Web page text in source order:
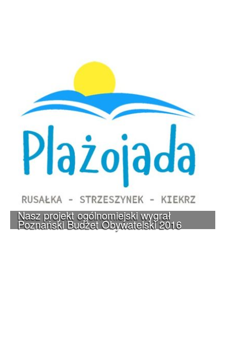
Nasz projekt ogólnomiejski wygrał
Poznański Budżet Obywatelski 2016